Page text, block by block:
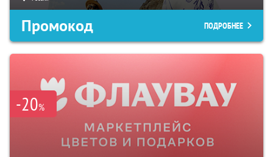
Промокод ПОДРОБНЕЕ
-20%